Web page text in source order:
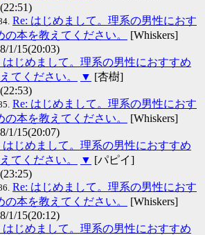
Re: はじめまして。理系の男性におす
の本を教えてください。
[Whiskers]
1/15(20:03)
はじめまして。理系の男性におすすめ
てください。
▼ [杏樹]
Re: はじめまして。理系の男性におす
の本を教えてください。
[Whiskers]
1/15(20:07)
はじめまして。理系の男性におすすめ
てください。
▼ [パピイ]
Re: はじめまして。理系の男性におす
の本を教えてください。
[Whiskers]
1/15(20:12)
はじめまして。理系の男性におすすめ